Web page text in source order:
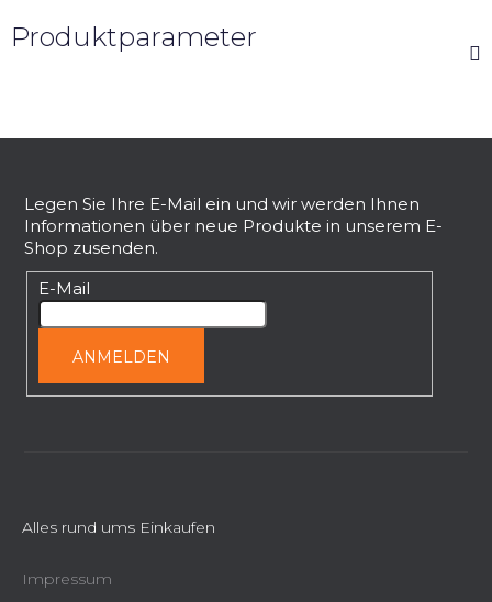
Produktparameter
Legen Sie Ihre E-Mail ein und wir werden Ihnen
Informationen über neue Produkte in unserem E-
Shop zusenden.
E-Mail
ANMELDEN
Alles rund ums Einkaufen
Impressum